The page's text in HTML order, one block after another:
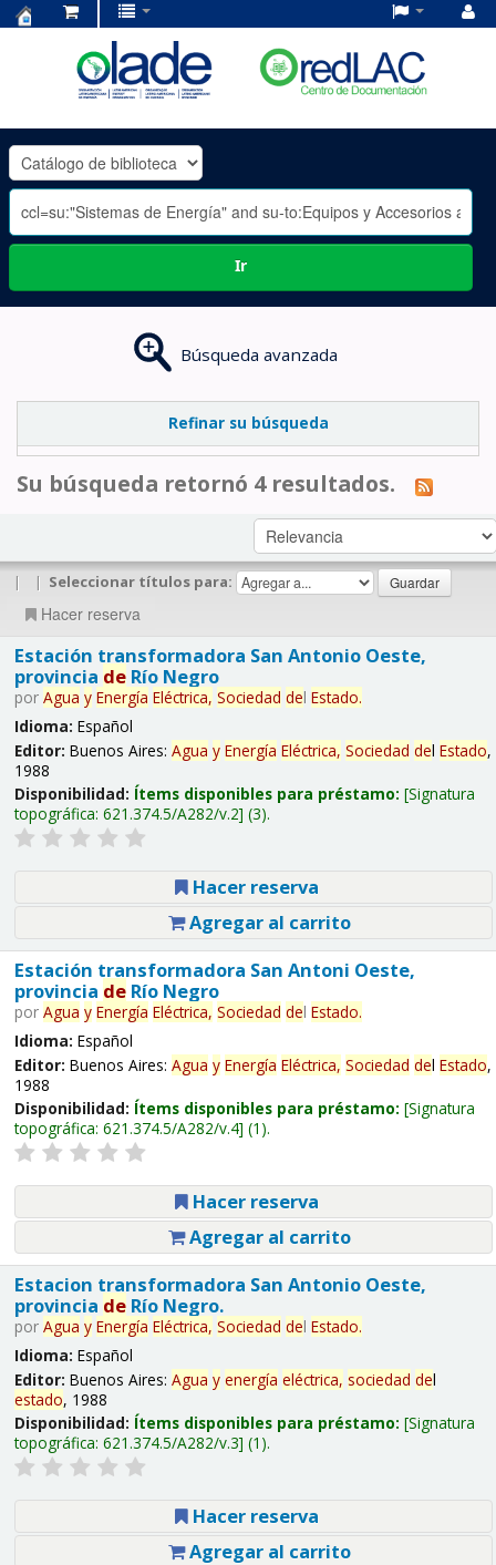
OLADE
-
Ir
Búsqueda avanzada
Refinar su búsqueda
Su búsqueda retornó 4 resultados.
| | Seleccionar títulos para:
Hacer reserva
Estación transformadora San Antonio Oeste,
provincia deRío Negro
por Agua y Energía Eléctrica, Sociedad del Estado.
Idioma: Español
Editor: Buenos Aires: Agua y Energía Eléctrica, Sociedad del Estado,
1988
Disponibilidad: Ítems disponibles para préstamo: Signatura
topográfica: 621.374.5/A282/v.2 (3).
Hacer reserva
Agregar al carrito
Estación transformadora San Antoni Oeste,
provincia deRío Negro
por Agua y Energía Eléctrica, Sociedad del Estado.
Idioma: Español
Editor: Buenos Aires: Agua y Energía Eléctrica, Sociedad del Estado,
1988
Disponibilidad: Ítems disponibles para préstamo: Signatura
topográfica: 621.374.5/A282/v.4 (1).
Hacer reserva
Agregar al carrito
Estacion transformadora San Antonio Oeste,
provincia deRío Negro.
por Agua y Energía Eléctrica, Sociedad del Estado.
Idioma: Español
Editor: Buenos Aires: Agua y energía eléctrica, sociedad del
estado, 1988
Disponibilidad: Ítems disponibles para préstamo: Signatura
topográfica: 621.374.5/A282/v.3 (1).
Hacer reserva
Agregar al carrito